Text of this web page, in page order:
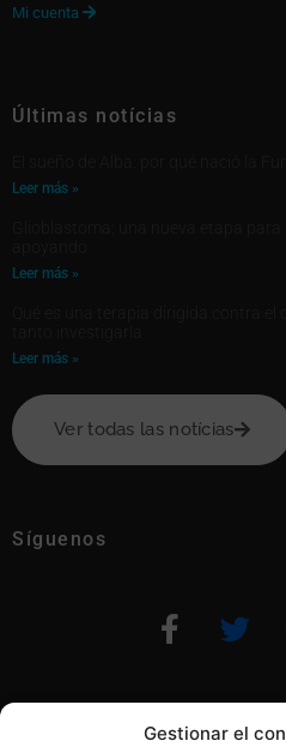
Gestionar el
Mi cuenta 
Últimas notícias
Leer más »
Leer más »
Leer más »
Ver todas las notícias
Síguenos